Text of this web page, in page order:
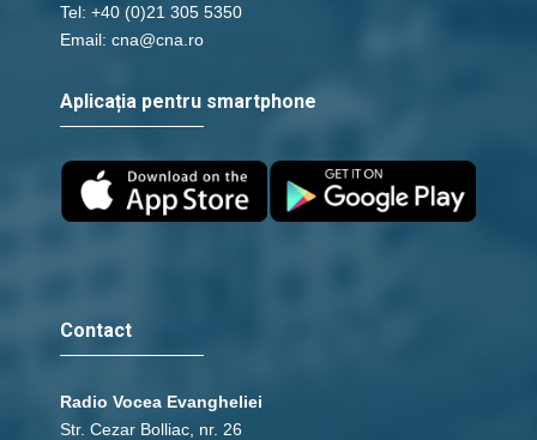
Tel: +40 (0)21 305 5350
Email: cna@cna.ro
Aplicația pentru smartphone
Contact
Radio Vocea Evangheliei
Str. Cezar Bolliac, nr. 26